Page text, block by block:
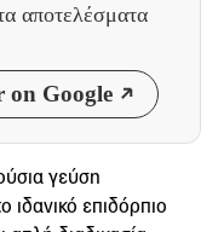
αποτελέσματα
on Google
γεύση
ιδανικό επιδόρπιο